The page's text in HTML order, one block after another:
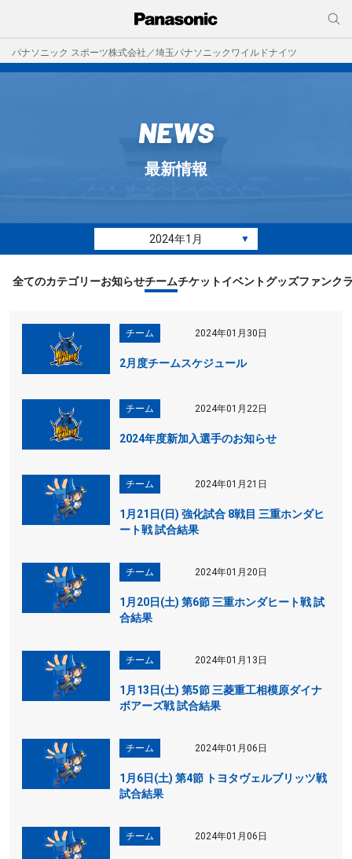
パナソニック スポーツ株式会社／埼玉パナソニックワイルドナイツ
NEWS
最新情報
2024年1月 ▼
全てのカテゴリーお知らせチームチケットイベントグッズファンク
チーム 2024年01月30日
2月度チームスケジュール
チーム 2024年01月22日
2024年度新加入選手のお知らせ
チーム 2024年01月21日
1月21日(日) 強化試合 8戦目 三重ホンダヒ
ート戦 試合結果
チーム 2024年01月20日
1月20日(土) 第6節 三重ホンダヒート戦 試
合結果
チーム 2024年01月13日
1月13日(土) 第5節 三菱重工相模原ダイナ
ボアーズ戦 試合結果
チーム 2024年01月06日
1月6日(土) 第4節 トヨタヴェルブリッツ戦
試合結果
チーム 2024年01月06日